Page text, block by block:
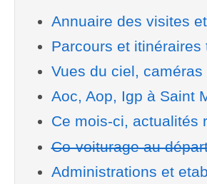
Annuaire des visites
Parcours et itinéraires
Vues du ciel,
Aoc, Aop, Igp à Saint
Ce mois-ci, actualités
Co-voiturage au
Administrations et